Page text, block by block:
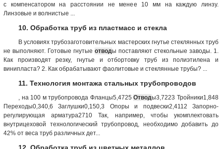
с компенсатором на расстоянии не менее 10 мм на каждую линзу.
Линзовые и волнистые ...
10. Обработка труб из пластмасс и стекла
В условиях трубозаготовительных мастерских гнутье стеклянных труб
не выполняют. Готовые гнутые отводы поставляют стекольные заводы. 1.
Как производят резку, гнутье и отбортовку труб из полиэтилена и
винипласта? 2. Как обрабатывают фаолитовые и стеклянные трубы? ...
11. Технология монтажа стальных трубопроводов
, на 100 м трубопровода Фланцы5,4725Отводы3,7223 Тройники1,848
Переходы0,340,6 Заглушки0,150,3 Опоры и подвески2,4112 Запорно-
регулирующая арматура2710 Так, например, чтобы укомплектовать
внутрицеховой технологический трубопровод, необходимо добавить до
42% от веса труб различных дет...
12. Обработка труб из цветных металлов